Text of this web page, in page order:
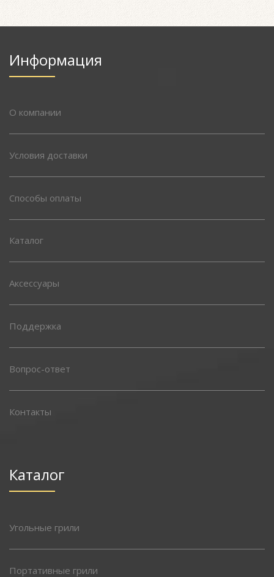
Информация
О компании
Условия доставки
Способы оплаты
Каталог
Аксессуары
Поддержка
Вопрос-ответ
Контакты
Каталог
Угольные грили
Портативные грили